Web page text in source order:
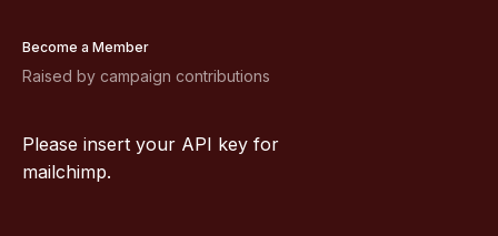
Become a Member
Raised by campaign contributions
Please insert your API key for
mailchimp.